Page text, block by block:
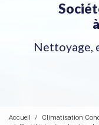
Nettoyage,
Accueil
Climatisation